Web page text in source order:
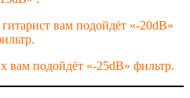
вам подойдёт «-20dB»
вам подойдёт «-25dB» фильтр.